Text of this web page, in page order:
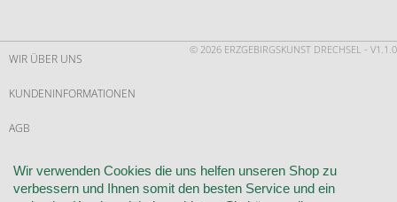
© 2026 ERZGEBIRGSKUNST DRECHSEL - V1.1.0
WIR ÜBER UNS
KUNDENINFORMATIONEN
AGB
WIDERRUF
VERTRAG WIDERRUFEN
Wir verwenden Cookies die uns helfen unseren Shop zu
verbessern und Ihnen somit den besten Service und ein